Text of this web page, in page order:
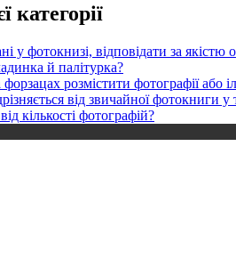
категорії
у фотокнизі, відповідати за якістю
й палітурка?
розмістити фотографії або
від звичайної фотокниги у
кількості фотографій?